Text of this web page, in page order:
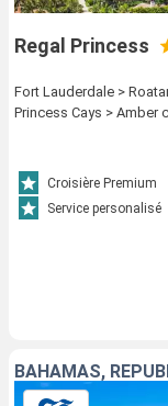
Regal Princess
Fort Lauderdale >
Princess Cays > Amber
Croisière Premium
Service personalisé